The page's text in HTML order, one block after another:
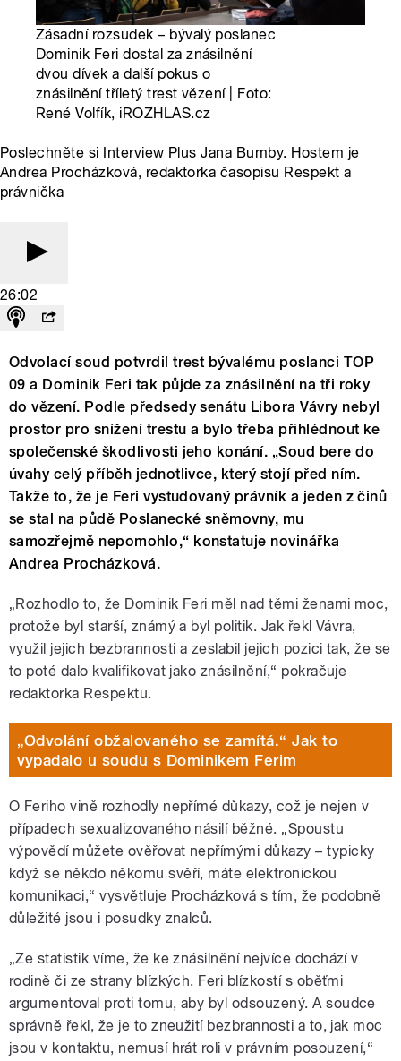
Zásadní rozsudek – bývalý poslanec
Dominik Feri dostal za znásilnění
dvou dívek a další pokus o
znásilnění tříletý trest vězení | Foto:
René Volfík, iROZHLAS.cz
Poslechněte si Interview Plus Jana Bumby. Hostem je
Andrea Procházková, redaktorka časopisu Respekt a
právnička
26:02
Odvolací soud potvrdil trest bývalému poslanci TOP
09 a Dominik Feri tak půjde za znásilnění na tři roky
do vězení. Podle předsedy senátu Libora Vávry nebyl
prostor pro snížení trestu a bylo třeba přihlédnout ke
společenské škodlivosti jeho konání. „Soud bere do
úvahy celý příběh jednotlivce, který stojí před ním.
Takže to, že je Feri vystudovaný právník a jeden z činů
se stal na půdě Poslanecké sněmovny, mu
samozřejmě nepomohlo,“ konstatuje novinářka
Andrea Procházková.
„Rozhodlo to, že Dominik Feri měl nad těmi ženami moc,
protože byl starší, známý a byl politik. Jak řekl Vávra,
využil jejich bezbrannosti a zeslabil jejich pozici tak, že se
to poté dalo kvalifikovat jako znásilnění,“ pokračuje
redaktorka Respektu.
„Odvolání obžalovaného se zamítá.“ Jak to
vypadalo u soudu s Dominikem Ferim
O Feriho vině rozhodly nepřímé důkazy, což je nejen v
případech sexualizovaného násilí běžné. „Spoustu
výpovědí můžete ověřovat nepřímými důkazy – typicky
když se někdo někomu svěří, máte elektronickou
komunikaci,“ vysvětluje Procházková s tím, že podobně
důležité jsou i posudky znalců.
„Ze statistik víme, že ke znásilnění nejvíce dochází v
rodině či ze strany blízkých. Feri blízkostí s oběťmi
argumentoval proti tomu, aby byl odsouzený. A soudce
správně řekl, že je to zneužití bezbrannosti a to, jak moc
jsou v kontaktu, nemusí hrát roli v právním posouzení,“